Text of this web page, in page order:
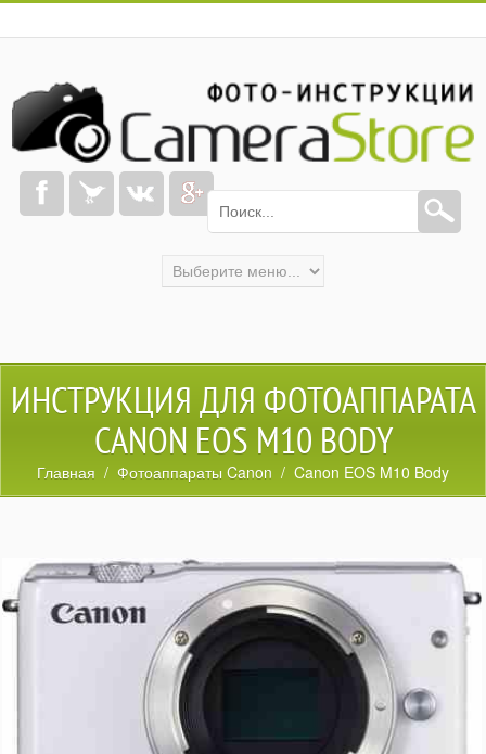
ИНСТРУКЦИЯ ДЛЯ ФОТОАППАРАТА
CANON EOS M10 BODY
Главная / Фотоаппараты Canon / Canon EOS M10 Body